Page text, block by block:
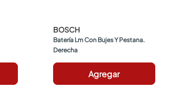
BOSCH
Batería Lm Con Bujes Y Pestana.
Derecha
Agregar